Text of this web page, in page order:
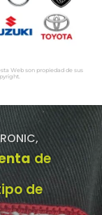
Web son propiedad de sus
de
de